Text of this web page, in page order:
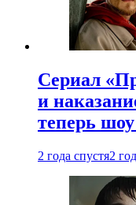
Сериал
и
теперь
2 года спустя2